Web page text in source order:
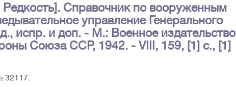
Справочник по вооруженным
управление Генерального
испр. и доп. - М.: Военное издательство
Союза ССР, 1942. - VIII, 159, [1] с., [1]
32117.